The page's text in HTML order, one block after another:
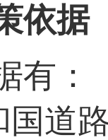
依据
有：
国道